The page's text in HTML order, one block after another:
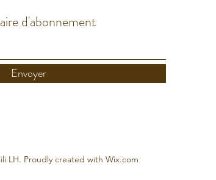
d'abonnement
Envoyer
LH. Proudly created with Wix.com